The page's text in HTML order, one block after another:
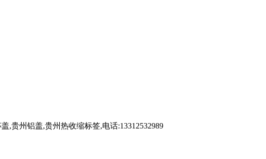
,贵州铝盖,贵州热收缩标签,电话:13312532989